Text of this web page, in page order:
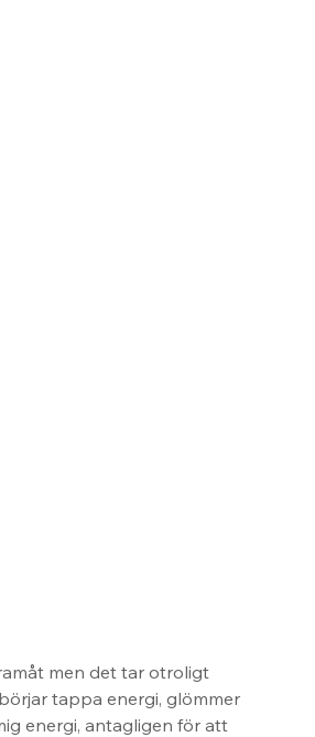
men det tar otroligt
tappa energi, glömmer
energi, antagligen för att